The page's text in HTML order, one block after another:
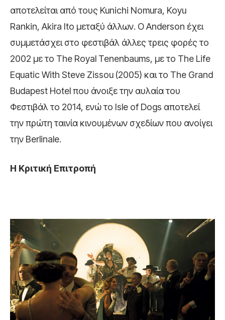
αποτελείται από τους Kunichi Nomura, Koyu
Rankin, Akira Ito μεταξύ άλλων. Ο Anderson έχει
συμμετάσχει στο φεστιβάλ άλλες τρεις φορές το
2002 με το The Royal Tenenbaums, με το The Life
Equatic With Steve Zissou (2005) και το The Grand
Budapest Hotel που άνοιξε την αυλαία του
Φεστιβάλ το 2014, ενώ το Isle of Dogs αποτελεί
την πρώτη ταινία κινουμένων σχεδίων που ανοίγει
την Berlinale.
H Κριτική Επιτροπή